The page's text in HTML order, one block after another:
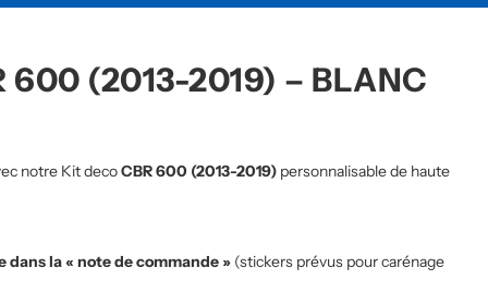
600 (2013-2019) – BLANC
notre Kit decoCBR 600 (2013-2019) personnalisable de haute
la « note de commande » (stickers prévus pour carénage